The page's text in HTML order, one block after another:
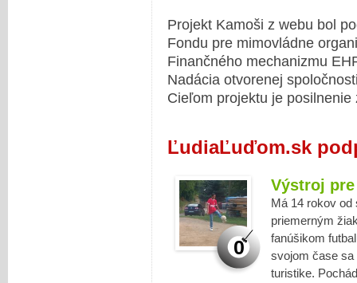
Projekt Kamoši z webu bol
Fondu pre mimovládne
Finančného mechanizmu
Nadácia otvorenej
Cieľom projektu je
ĽudiaĽuďom.sk
0
Výstroj
Má 14 rokov od
priemerným
fanúšikom
svojom čase
turistike.